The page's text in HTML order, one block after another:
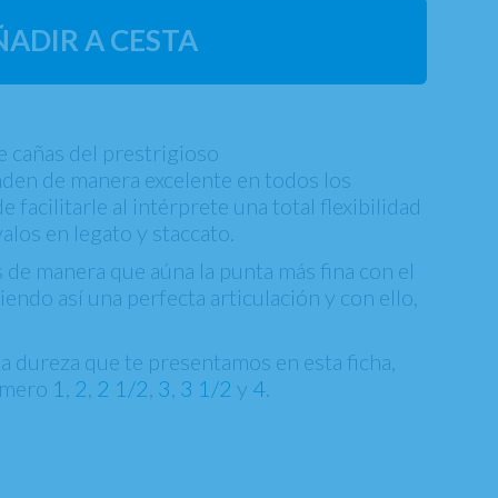
A CESTA
cañas del prestrigioso
de manera excelente en todos los
facilitarle al intérprete una total flexibilidad
en legato y staccato.
manera que aúna la punta más fina con el
así una perfecta articulación y con ello,
la dureza que te presentamos en esta ficha,
1 2 2 1/2 3 3 1/2 y 4